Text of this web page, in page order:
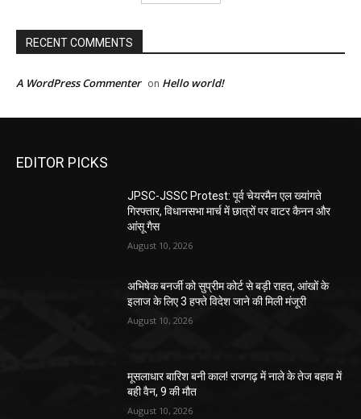
RECENT COMMENTS
A WordPress Commenter on Hello world!
EDITOR PICKS
JPSC-JSSC Protest: पूर्व चेयरमैन एल ख्यांगते
गिरफ्तार, विधानसभा मार्च में छात्रों पर वाटर कैनन और
आंसू गैस
August 10, 2026
अभिषेक बनर्जी को सुप्रीम कोर्ट से बड़ी राहत, आंखों के
इलाज के लिए 3 हफ्ते विदेश जाने की मिली मंजूरी
August 10, 2026
मूसलाधार बारिश बनी काल! राजगढ़ में नाले के तेज बहाव में
बही वैन, 9 की मौत
August 10, 2026